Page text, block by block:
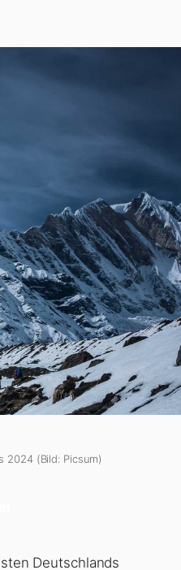
2024 (Bild: Picsum)
Deutschlands